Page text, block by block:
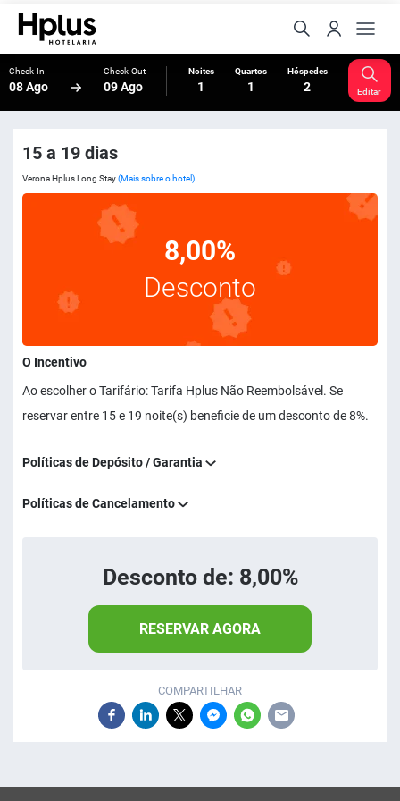
Check-In
08 Ago
Check-Out
09 Ago
Noites
1
Quartos
1
Hóspedes
2 Editar
15 a 19 dias
Verona Hplus Long Stay(Mais sobre o hotel)
8,00%
Desconto
O Incentivo
Ao escolher o Tarifário: Tarifa Hplus Não Reembolsável. Se
reservar entre 15 e 19 noite(s) beneficie de um desconto de 8%.
Políticas de Depósito / Garantia
Políticas de Cancelamento
Desconto de: 8,00%
RESERVAR AGORA
COMPARTILHAR